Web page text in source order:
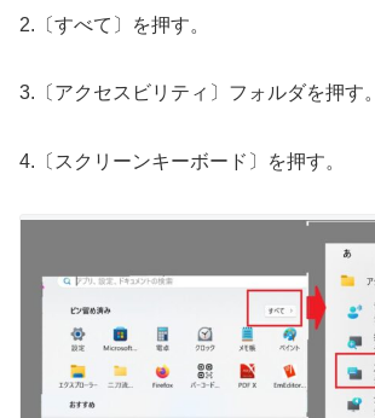
2.〔すべて〕を押す。
3.〔アクセスビリティ〕フォルダを押す。
4.〔スクリーンキーボード〕を押す。